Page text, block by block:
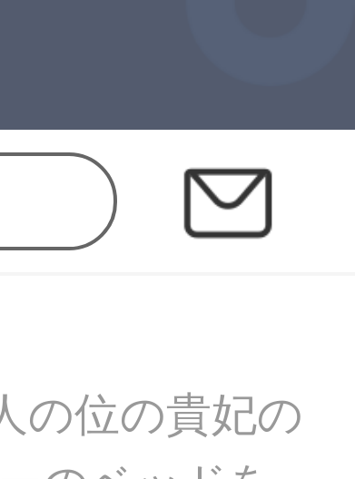
の位の貴妃の